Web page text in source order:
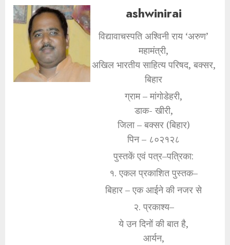
ashwinirai
विद्यावाचस्पति अश्विनी राय ‘अरुण’
महामंत्री,
अखिल भारतीय साहित्य परिषद, बक्सर,
बिहार
ग्राम – मांगोडेहरी,
डाक- खीरी,
जिला – बक्सर (बिहार)
पिन – ८०२१२८
पुस्तकें एवं पत्र–पत्रिका:
१. एकल प्रकाशित पुस्तक–
बिहार – एक आईने की नजर से
२. प्रकाश्य–
ये उन दिनों की बात है,
आर्यन,